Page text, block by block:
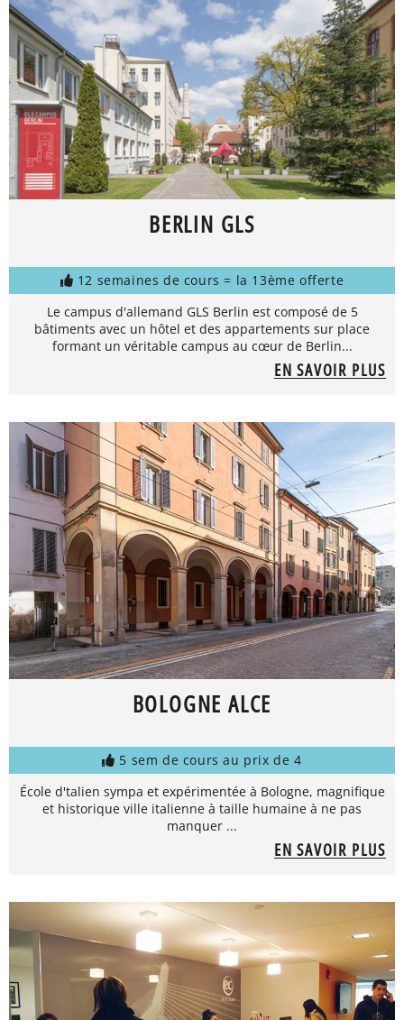
BERLIN GLS
12 semaines de cours = la 13ème offerte
Le campus d'allemand GLS Berlin est composé de 5
bâtiments avec un hôtel et des appartements sur place
formant un véritable campus au cœur de Berlin...
EN SAVOIR PLUS
BOLOGNE ALCE
5 sem de cours au prix de 4
École d'talien sympa et expérimentée à Bologne, magnifique
et historique ville italienne à taille humaine à ne pas
manquer ...
EN SAVOIR PLUS